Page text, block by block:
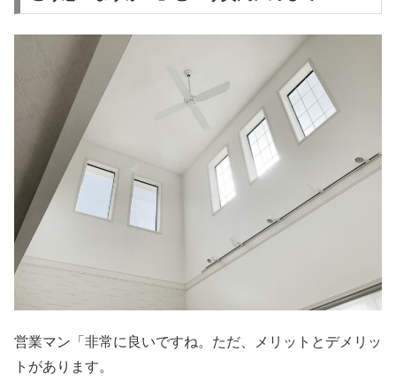
営業マン「非常に良いですね。ただ、メリットとデメリッ
トがあります。